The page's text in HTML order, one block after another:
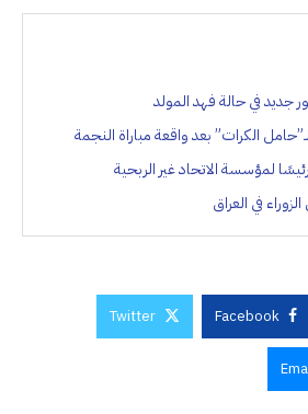
جديد في حالة فهد المولد
الكرات” بعد واقعة مباراة النجمة
لمؤسسة الاتحاد غير الربحية
في العراق
Facebook
Twitter